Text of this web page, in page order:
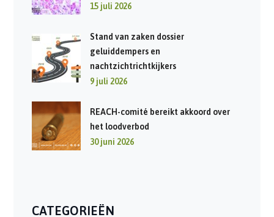
15 juli 2026
Stand van zaken dossier
geluiddempers en
nachtzichtrichtkijkers
9 juli 2026
REACH-comité bereikt akkoord over
het loodverbod
30 juni 2026
CATEGORIEËN